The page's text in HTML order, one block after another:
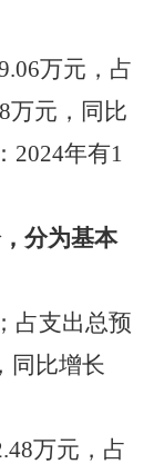
万元，占
万元，同比
2024年有1
分为基本
占支出总预
同比增长
万元，占